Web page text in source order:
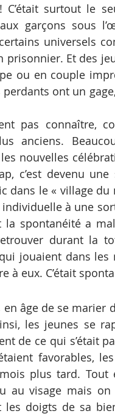
C’était surtout le
garçons sous
universels
Et des
ou en couple
ont un
pas connaître,
anciens.
nouvelles
c’est devenu
dans le « village du
à une
spontanéité a
durant la
jouaient dans les
à eux. C’était
âge de se marier
les jeunes se
de ce qui s’était
favorables,
plus tard.
au visage mais
les doigts de sa